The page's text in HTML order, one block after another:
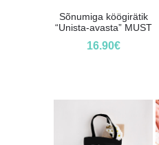
Sõnumiga köögirätik
“Unista-avasta” MUST
16.90€